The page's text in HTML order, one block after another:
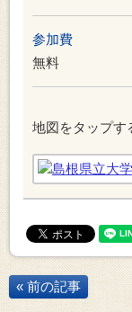
参加費
無料
地図をタップす
« 前の記事